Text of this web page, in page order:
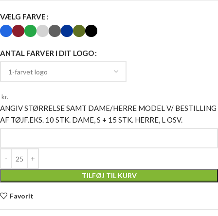
VÆLG FARVE
ANTAL FARVER I DIT LOGO
kr.
ANGIV STØRRELSE SAMT DAME/HERRE MODEL V/ BESTILLING
AF TØJF.EKS. 10 STK. DAME, S + 15 STK. HERRE, L OSV.
TILFØJ TIL KURV
Favorit